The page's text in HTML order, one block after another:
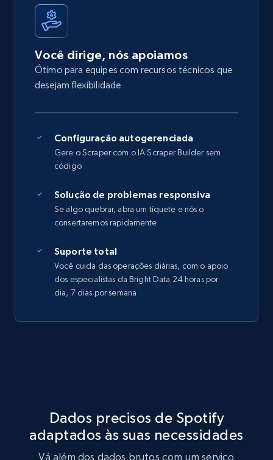
Você dirige, nós apoiamos
Ótimo para equipes com recursos técnicos que
desejam flexibilidade
Configuração autogerenciada
Gere o Scraper com o IA Scraper Builder sem
código
Solução de problemas responsiva
Se algo quebrar, abra um tíquete e nós o
consertaremos rapidamente
Suporte total
Você cuida das operações diárias, com o apoio
dos especialistas da Bright Data 24 horas por
dia, 7 dias por semana
Dados precisos de Spotify
adaptados às suas necessidades
Vá além dos dados brutos com um serviço